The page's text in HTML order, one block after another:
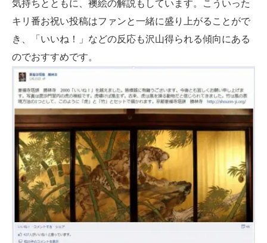
気持ちとともに、襖絵の解説もしています。こういった
キリ番お祝い投稿はファンと一緒に盛り上がることがで
き、「いいね！」などの反応も沢山得られる傾向にある
のでおすすめです。